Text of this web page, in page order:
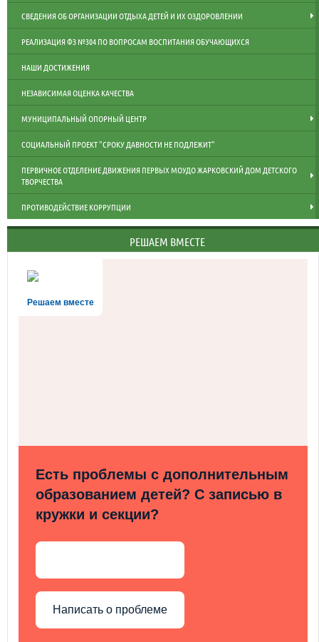
СВЕДЕНИЯ ОБ ОРГАНИЗАЦИИ ОТДЫХА ДЕТЕЙ И ИХ ОЗДОРОВЛЕНИИ
РЕАЛИЗАЦИЯ ФЗ №304 ПО ВОПРОСАМ ВОСПИТАНИЯ ОБУЧАЮЩИХСЯ
НАШИ ДОСТИЖЕНИЯ
НЕЗАВИСИМАЯ ОЦЕНКА КАЧЕСТВА
МУНИЦИПАЛЬНЫЙ ОПОРНЫЙ ЦЕНТР
СОЦИАЛЬНЫЙ ПРОЕКТ "СРОКУ ДАВНОСТИ НЕ ПОДЛЕЖИТ"
ПЕРВИЧНОЕ ОТДЕЛЕНИЕ ДВИЖЕНИЯ ПЕРВЫХ МОУДО ЖАРКОВСКИЙ ДОМ ДЕТСКОГО
ТВОРЧЕСТВА
ПРОТИВОДЕЙСТВИЕ КОРРУПЦИИ
РЕШАЕМ ВМЕСТЕ
Решаем вместе
Есть проблемы с дополнительным
образованием детей? С записью в
кружки и секции?
Написать о проблеме